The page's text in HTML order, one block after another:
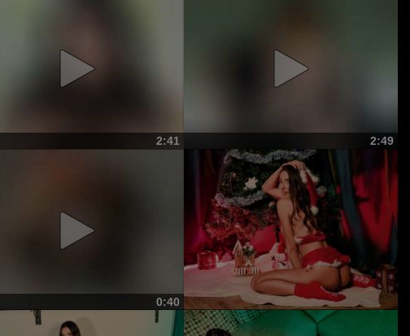
2:41 2:49
0:40